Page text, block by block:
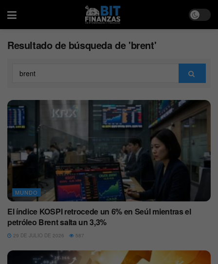
Resultado de búsqueda de 'brent'
MUNDO
El índice KOSPI retrocede un 6% en Seúl mientras el
petróleo Brent salta un 3,3%
29 DE JULIO DE 2026 587